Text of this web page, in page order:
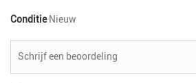
Conditie Nieuw
Schrijf een beoordeling